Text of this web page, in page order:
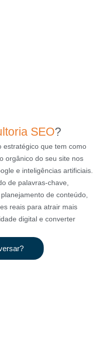
SEO?
estratégico que tem como
orgânico do seu site nos
e inteligências artificiais.
de palavras-chave,
de conteúdo,
reais para atrair mais
digital e converter